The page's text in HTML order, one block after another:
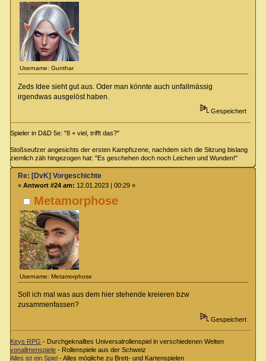
Username: Gunthar
Zeds Idee sieht gut aus. Oder man könnte auch unfallmässig
irgendwas ausgelöst haben.
Gespeichert
Spieler in D&D 5e: "8 + viel, trifft das?"
Stoßseufzer angesichts der ersten Kampfszene, nachdem sich die Sitzung bislang
ziemlich zäh hingezogen hat: "Es geschehen doch noch Leichen und Wunden!"
Metamorphose
Username: Metamorphose
Re: [DvK] Vorgeschichte
« Antwort #24 am: 12.01.2023 | 00:29 »
Soll ich mal was aus dem hier stehende kreieren bzw
zusammenfassen?
Gespeichert
Keys RPG - Durchgeknalltes Universalrollenspiel in verschiedenen Welten
vonallmenspiele - Rollenspiele aus der Schweiz
Alles ist ein Spiel - Alles mögliche zu Brett- und Kartenspielen